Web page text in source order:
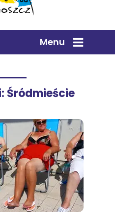
Menu
Śródmieście